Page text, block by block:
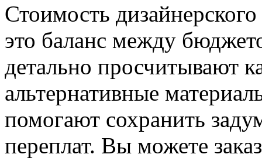
Стоимость
это баланс между
детально просчитывают
альтернативные
помогают сохранить
переплат. Вы можете